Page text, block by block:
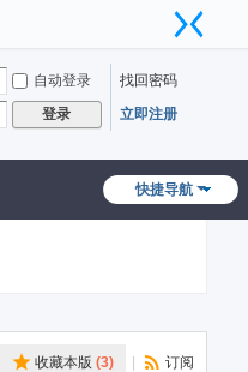
自动登录
找回密码
登录 立即注册
快捷导航
收藏本版(3) 订阅